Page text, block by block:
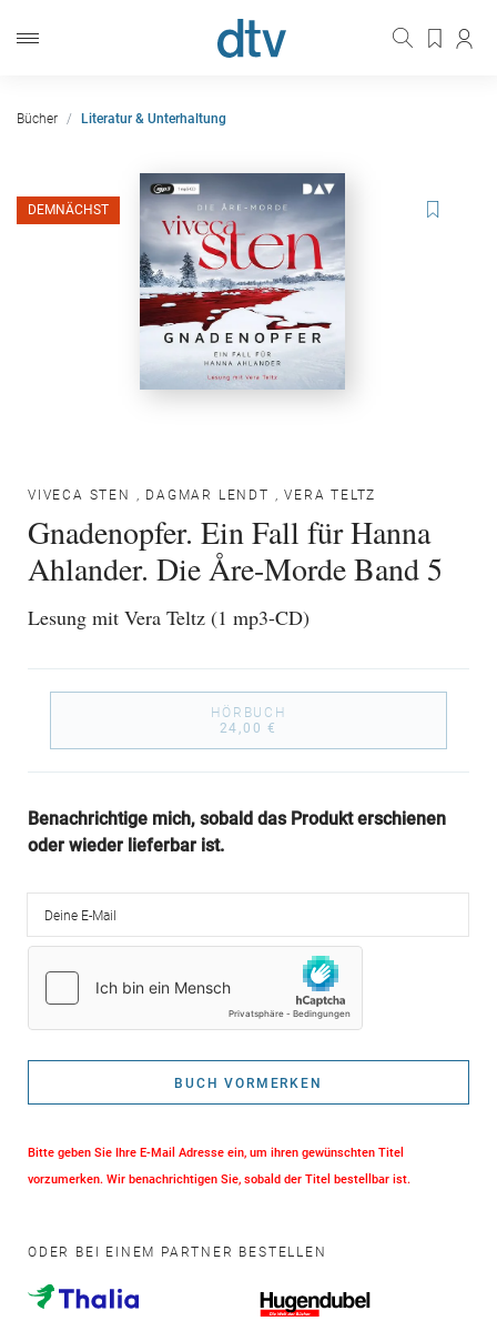
Bücher Literatur & Unterhaltung
DEMNÄCHST
VIVECA STEN , DAGMAR LENDT ,VERA TELTZ
Gnadenopfer. Ein Fall für Hanna
Ahlander. Die Åre-Morde Band 5
Lesung mit Vera Teltz (1 mp3-CD)
HÖRBUCH
24,00 €
Benachrichtige mich, sobald das Produkt erschienen
oder wieder lieferbar ist.
BUCH VORMERKEN
Bitte geben Sie Ihre E-Mail Adresse ein, um ihren gewünschten Titel
vorzumerken. Wir benachrichtigen Sie, sobald der Titel bestellbar ist.
ODER BEI EINEM PARTNER BESTELLEN